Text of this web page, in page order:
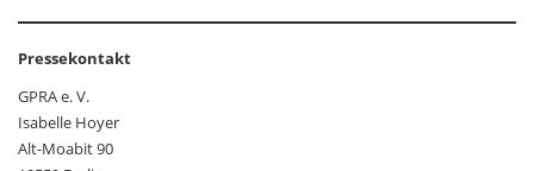
Pressekontakt
GPRA e. V.
Isabelle Hoyer
Alt-Moabit 90